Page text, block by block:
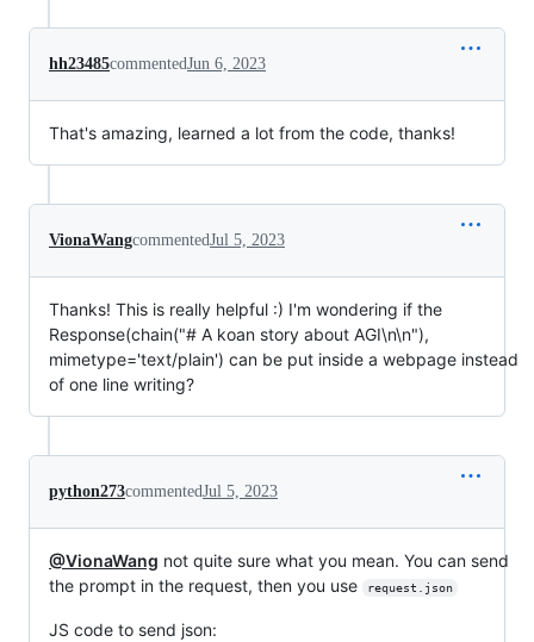
hh23485commentedJun 6, 2023
That's amazing, learned a lot from the code, thanks!
VionaWangcommentedJul 5, 2023
Thanks! This is really helpful :) I'm wondering if the
Response(chain("# A koan story about AGI\n\n"),
mimetype='text/plain') can be put inside a webpage instead
of one line writing?
python273commentedJul 5, 2023
@VionaWang not quite sure what you mean. You can send
the prompt in the request, then you use
request.json
JS code to send json: